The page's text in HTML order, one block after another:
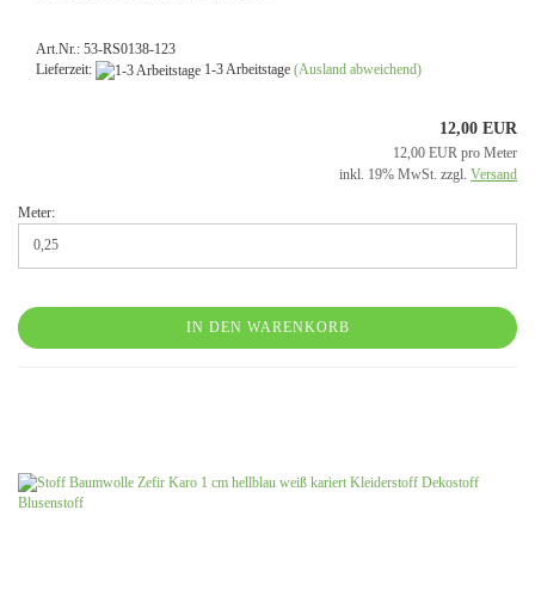
Art.Nr.: 53-RS0138-123
Lieferzeit:
1-3 Arbeitstage (Ausland abweichend)
12,00 EUR
12,00 EUR pro Meter
inkl. 19% MwSt. zzgl. Versand
Meter:
IN DEN WARENKORB